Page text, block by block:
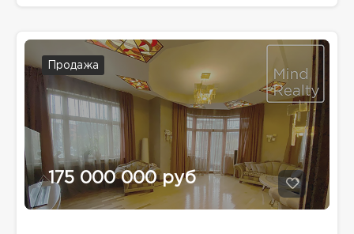
Продажа
175 000 000 руб